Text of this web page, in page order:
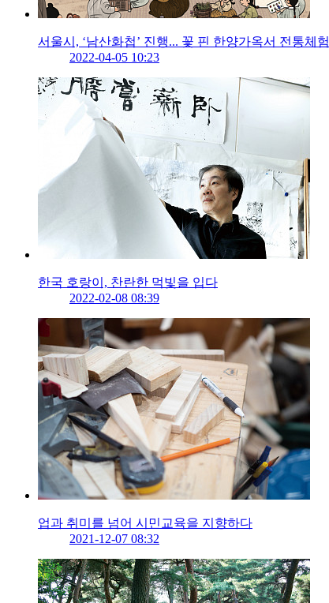
서울시, ‘남산화첩’ 진행... 꽃 핀 한양가옥서 전통체험
2022-04-05 10:23
한국 호랑이, 찬란한 먹빛을 입다
2022-02-08 08:39
업과 취미를 넘어 시민교육을 지향하다
2021-12-07 08:32